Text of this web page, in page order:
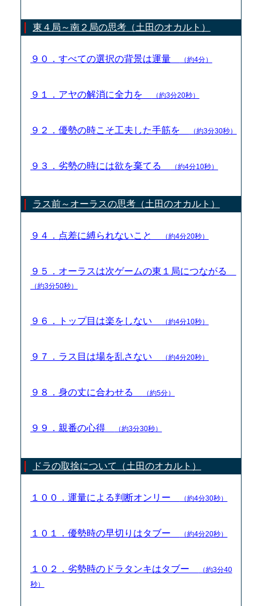
東４局～南２局の思考（土田のオカルト）
９０．すべての選択の背景は運量 （約4分）
９１．アヤの解消に全力を （約3分20秒）
９２．優勢の時こそ工夫した手筋を （約3分30秒）
９３．劣勢の時には欲を棄てる （約4分10秒）
ラス前～オーラスの思考（土田のオカルト）
９４．点差に縛られないこと （約4分20秒）
９５．オーラスは次ゲームの東１局につながる
（約3分50秒）
９６．トップ目は楽をしない （約4分10秒）
９７．ラス目は場を乱さない （約4分20秒）
９８．身の丈に合わせる （約5分）
９９．親番の心得 （約3分30秒）
ドラの取捨について（土田のオカルト）
１００．運量による判断オンリー （約4分30秒）
１０１．優勢時の早切りはタブー （約4分20秒）
１０２．劣勢時のドラタンキはタブー
（約3分40
秒）